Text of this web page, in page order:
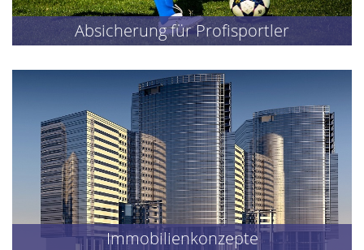
Absicherung für Profisportler
Immobilienkonzepte